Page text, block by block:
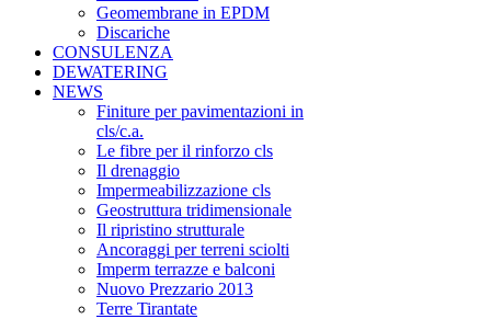
Geomembrane in EPDM
Discariche
CONSULENZA
DEWATERING
NEWS
Finiture per pavimentazioni in
cls/c.a.
Le fibre per il rinforzo cls
Il drenaggio
Impermeabilizzazione cls
Geostruttura tridimensionale
Il ripristino strutturale
Ancoraggi per terreni sciolti
Imperm terrazze e balconi
Nuovo Prezzario 2013
Terre Tirantate